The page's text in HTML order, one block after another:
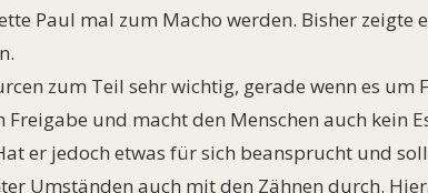
Paul mal zum Macho werden. Bisher zeigte
zum Teil sehr wichtig, gerade wenn es
Freigabe und macht den Menschen auch kein
er jedoch etwas für sich beansprucht und
Umständen auch mit den Zähnen durch.